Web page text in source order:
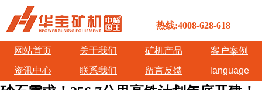
热线:4008-628-618
网站首页 关于我们 矿机产品
客户案例
资讯中心
联系我们 留言反馈 language